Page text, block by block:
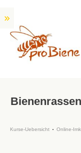
Kurse-Uebersicht Online-